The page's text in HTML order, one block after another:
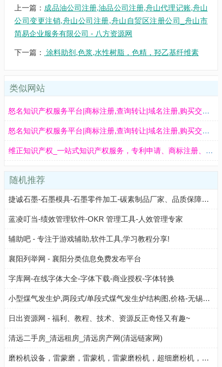
上一篇： 成品油公司注册,油品公司注册,舟山代理记账,舟山
公司变更注销,舟山公司注册,舟山自贸区注册公司_舟山市
简易企业服务有限公司 - 八方资源网
下一篇： 涂料助剂,色浆,水性树脂，色精，羟乙基纤维素
类似网站
怒名知识产权服务平台|商标注册,查询转让|域名注册,购买交易|专利申请,查询转让|免费建网站 - 怒名知产
怒名知识产权服务平台|商标注册,查询转让|域名注册,购买交易|专利申请,查询转让|免费建网站 - 怒名知产
维正知识产权_一站式知识产权服务，专利申请、商标注册、版权登记
随机推荐
捷诚石墨-石墨模具-石墨零件加工-碳素制品厂家、品质保障、交货及时!
蓝凌叮当-绩效管理软件-OKR 管理工具-人效管理专家
辅助吧 - 专注于游戏辅助,软件工具,学习教程分享!
襄阳列举网 - 襄阳分类信息免费发布平台
字库网-在线字体大全-字体下载-商业授权-字体转换
小型煤气发生炉,两段式/单段式煤气发生炉结构图,价格-无锡市国荣机械制造有限公司
日出资源网 - 福利、教程、技术、资源反正奇怪又有趣~
清远二手房_清远租房_清远房产网(清远链家网)
磨粉机设备，雷蒙磨，雷蒙机，雷蒙磨粉机，超细磨粉机，立式磨粉机，雷蒙磨粉机价格，雷蒙磨粉机厂家-克洛诺斯官方网站